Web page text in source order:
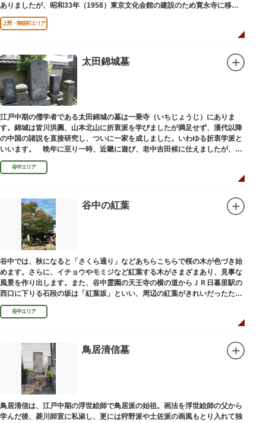
ありましたが、昭和33年（1958）東京文化会館の建設のため寛永寺に移築
されました。
上野・御徒町エリア
太田錦城墓
江戸中期の儒学者である太田錦城の墓は一乗寺（いちじょうじ）にありま
す。錦城は皆川洪圓、山本北山に折衷派を学びましたが満足せず、漢代以降
の中国の諸説を直接研究し、ついに一家を成しました。いわゆる折衷学派と
いいます。 晩年に至り一時、近畿に遊び、老中吉田候に仕えましたが、前
田家に賓使としてまぬかれ、三百石を給せられました。
谷中エリア
谷中の紅葉
谷中では、秋になると「さくら通り」などあちらこちらで桜の木が色づき始
めます。さらに、イチョウやモミジなど紅葉する木がさまざまあり、見事な
風景を作り出します。また、谷中霊園の天王寺の横の道からＪＲ日暮里駅の
西口に下りる石段の坂は「紅葉坂」といい、周辺の紅葉がきれいだったため
このように命名されたという説があります。
谷中エリア
鳥居清信墓
鳥居清信は、江戸中期の浮世絵師で鳥居派の始祖。画法を浮世絵師の父から
学んだ後、菱川師宣に私淑し、更には狩野派や土佐派の画風もとり入れて独